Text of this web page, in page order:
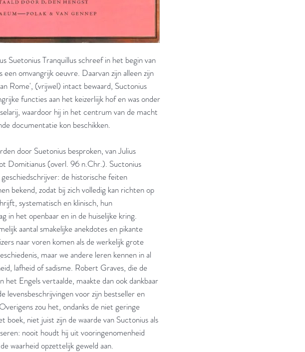
Suetonius Tranquillus schreef in het begin van
omvangrijk oeuvre. Daarvan zijn alleen zijn
Rome', (vrijwel) intact bewaard, Suctonius
functies aan het keizerliijk hof en was onder
waardoor hij in het centrum van de macht
documentatie kon beschikken.
door Suetonius besproken, van Julius
Domitianus (overl. 96 n.Chr.). Suctonius
de historische feiten
bekend, zodat bij zich volledig kan richten op
systematisch en klinisch, hun
in het openbaar en in de huiselijke kring.
aantal smakelijke anekdotes en pikante
naar voren komen als de werkelijk grote
maar we andere leren kennen in al
lafheid of sadisme. Robert Graves, die de
het Engels vertaalde, maakte dan ook dankbaar
levensbeschrijvingen voor zijn bestseller en
zou het, ondanks de niet geringe
boek, niet juist zijn de waarde van Suctonius als
nooit houdt hij uit vooringenomenheid
waarheid opzettelijk geweld aan.